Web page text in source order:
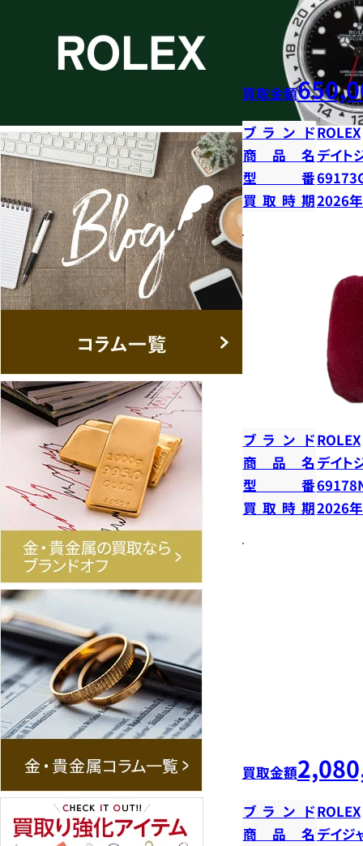
買取金額
ブランドROLEX
商品名 デイト
型番
買取時期2026
ブランドROLEX
商品名 デイト
型番
買取時期2026
買取金額
ブランドROLEX
商品名 デイジ